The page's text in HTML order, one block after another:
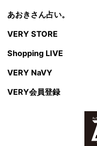
あおきさん占い。
VERY STORE
Shopping LIVE
VERY NaVY
VERY会員登録